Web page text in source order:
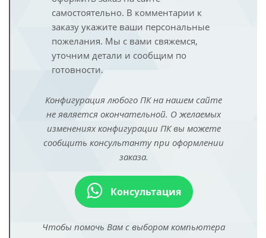
самостоятельно. В комментарии к
заказу укажите ваши персональные
пожелания. Мы с вами свяжемся,
уточним детали и сообщим по
готовности.
Конфигурация любого ПК на нашем сайте
не является окончательной. О желаемых
изменениях конфигурации ПК вы можете
сообщить консультанту при оформлении
заказа.
Консультация
Чтобы помочь Вам с выбором компьютера